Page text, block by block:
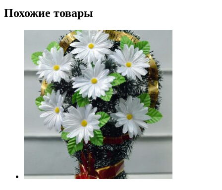
Похожие товары